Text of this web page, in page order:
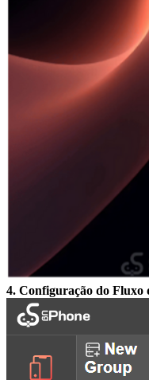
4. Configuração do Fluxo